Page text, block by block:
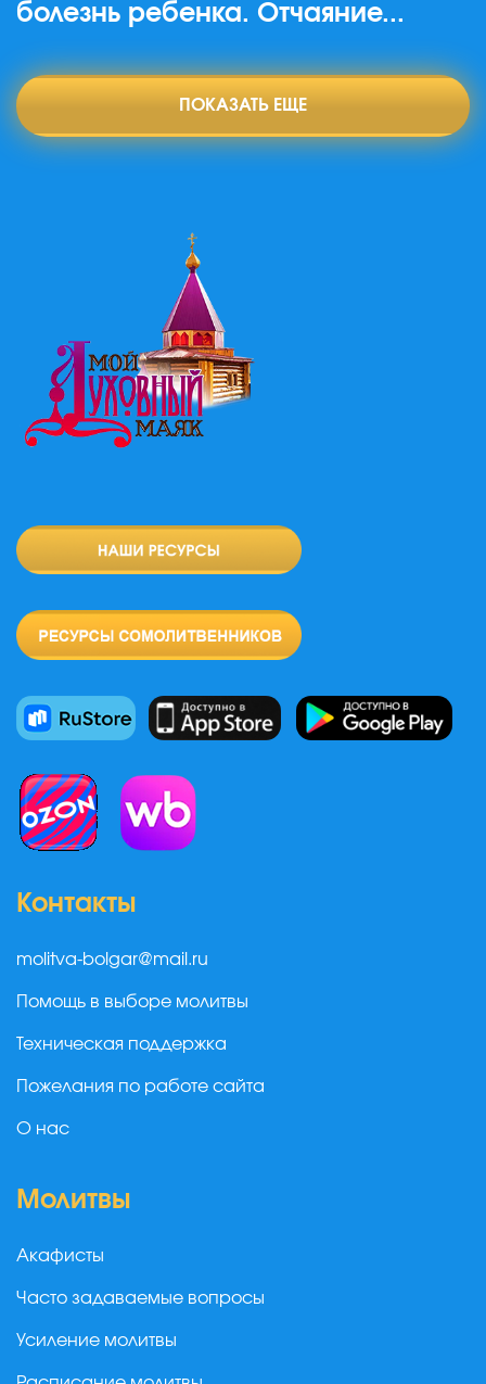
болезнь ребенка. Отчаяние...
ПОКАЗАТЬ ЕЩЕ
Контакты
molitva-bolgar@mail.ru
Помощь в выборе молитвы
Техническая поддержка
Пожелания по работе сайта
О нас
Молитвы
Акафисты
Часто задаваемые вопросы
Усиление молитвы